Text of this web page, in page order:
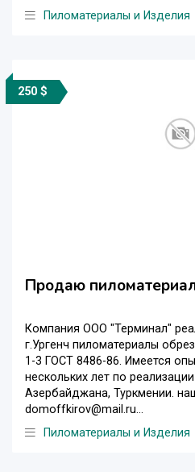
Пиломатериалы и Изделия
250 $
Продаю
Компания ООО "Терминал"
г.Ургенч пиломатериалы
1-3 ГОСТ 8486-86. Имеется
нескольких лет по
Азербайджана, Туркмении.
domoffkirov@mail.ru...
Пиломатериалы и Изделия